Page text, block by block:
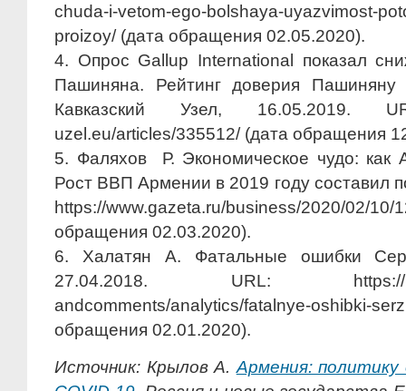
chuda-i-vetom-ego-bolshaya-uyazvimost-
proizoy/ (дата обращения 02.05.2020).
4. Опрос Gallup International показал
Пашиняна. Рейтинг доверия
Кавказский Узел, 16.05.2019.
uzel.eu/articles/335512/ (дата обращения
5. Фаляхов Р. Экономическое чудо:
Рост ВВП Армении в 2019 году составил
https://www.gazeta.ru/business/2020/
обращения 02.03.2020).
6. Халатян А. Фатальные ошибки
27.04.2018. URL: https://
andcomments/analytics/fatalnye-
обращения 02.01.2020).
Источник: Крылов А. Армения: политику